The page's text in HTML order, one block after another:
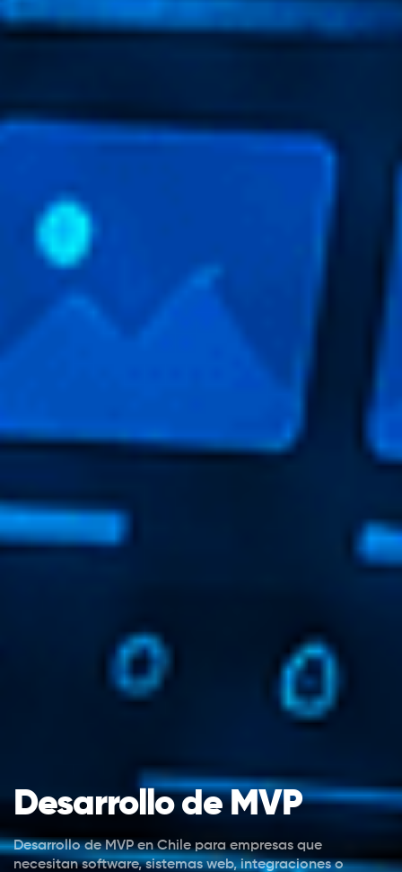
Desarrollo de MVP
Desarrollo de MVP en Chile para empresas que
necesitan software, sistemas web, integraciones o